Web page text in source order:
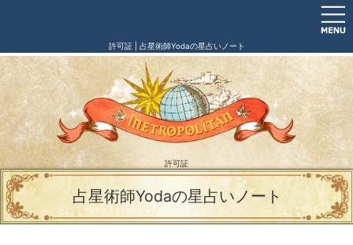
許可証 | 占星術師Yodaの星占いノート
許可証
占星術師Yodaの星占いノート